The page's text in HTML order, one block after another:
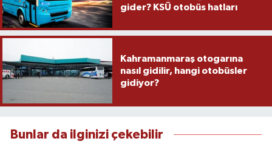
gider? KSÜ otobüs hatları
Kahramanmaraş otogarına
nasıl gidilir, hangi otobüsler
gidiyor?
Bunlar da ilginizi çekebilir